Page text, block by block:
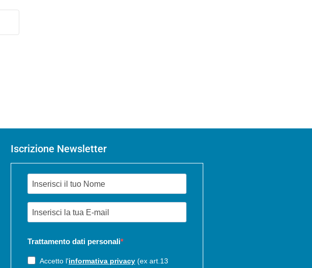
Iscrizione Newsletter
Trattamento dati personali
Accetto l'informativa privacy (ex art.13